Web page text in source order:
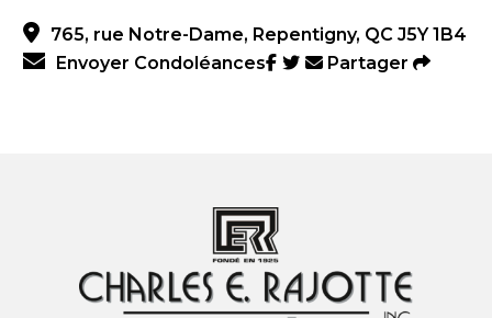
765, rue Notre-Dame, Repentigny, QC J5Y 1B4
Envoyer Condoléances
Partager